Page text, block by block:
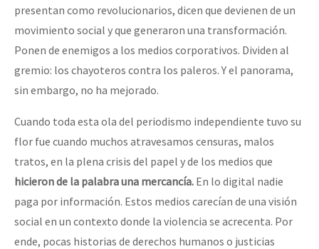
presentan como revolucionarios, dicen que devienen de un
movimiento social y que generaron una transformación.
Ponen de enemigos a los medios corporativos. Dividen al
gremio: los chayoteros contra los paleros. Y el panorama,
sin embargo, no ha mejorado.
Cuando toda esta ola del periodismo independiente tuvo su
flor fue cuando muchos atravesamos censuras, malos
tratos, en la plena crisis del papel y de los medios que
hicieron de la palabra una mercancía. En lo digital nadie
paga por información. Estos medios carecían de una visión
social en un contexto donde la violencia se acrecenta. Por
ende, pocas historias de derechos humanos o justicias